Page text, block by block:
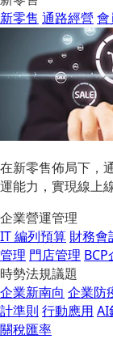
新零售 通路經營會
在新零售佈局下，
運能力，實現線上
企業營運管理
IT 編列預算 財務會
管理 門店管理
時勢法規議題
企業新南向 企業防
計準則 行動應用 AI
關稅匯率